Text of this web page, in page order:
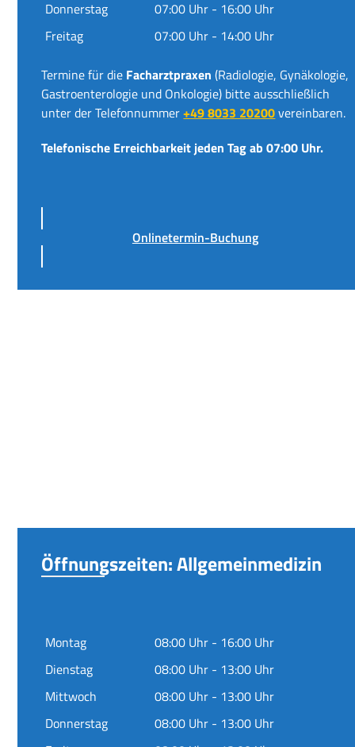
Donnerstag
07:00 Uhr - 16:00 Uhr
Freitag
07:00 Uhr - 14:00 Uhr
Termine für die Facharztpraxen (Radiologie, Gynäkologie,
Gastroenterologie und Onkologie) bitte ausschließlich
unter der Telefonnummer+49 8033 20200vereinbaren.
Telefonische Erreichbarkeit jeden Tag ab 07:00 Uhr.
Onlinetermin-Buchung
Öffnungszeiten: Allgemeinmedizin
Montag
08:00 Uhr - 16:00 Uhr
Dienstag
08:00 Uhr - 13:00 Uhr
Mittwoch
08:00 Uhr - 13:00 Uhr
Donnerstag
08:00 Uhr - 13:00 Uhr